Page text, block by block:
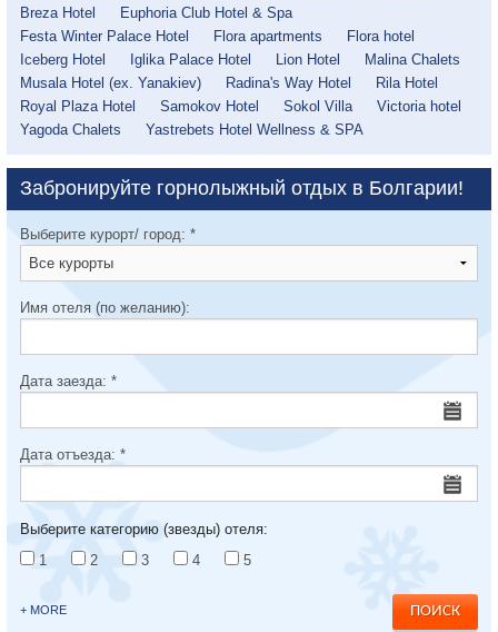
Breza Hotel
Euphoria Club Hotel & Spa
Festa Winter Palace Hotel
Flora apartments
Flora hotel
Iceberg Hotel
Iglika Palace Hotel Lion Hotel
Malina Chalets
Musala Hotel (ex. Yanakiev)
Radina's Way Hotel
Rila Hotel
Royal Plaza Hotel
Samokov Hotel Sokol Villa
Victoria hotel
Yagoda Chalets
Yastrebets Hotel Wellness & SPA
Забронируйте горнолыжный отдых в Болгарии!
Выберите курорт/ город: *
Имя отеля (по желанию):
Дата заезда: *
Дата отъезда: *
Выберите категорию (звезды) отеля:
1
2 3 4 5
+ MORE